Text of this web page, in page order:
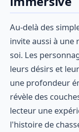
Au-delà des
invite aussi à
soi. Les
leurs désirs et
une profondeur
révèle des
lecteur une
l'histoire de